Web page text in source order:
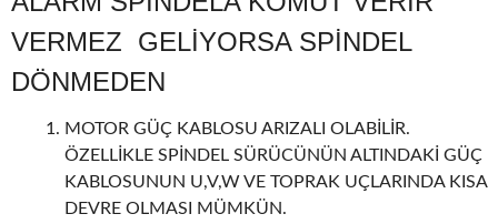
VERMEZ GELİYORSA SPİNDEL
DÖNMEDEN
MOTOR GÜÇ KABLOSU ARIZALI OLABİLİR.
ÖZELLİKLE SPİNDEL SÜRÜCÜNÜN ALTINDAKİ GÜÇ
KABLOSUNUN U,V,W VE TOPRAK UÇLARINDA KISA
DEVRE OLMASI MÜMKÜN.